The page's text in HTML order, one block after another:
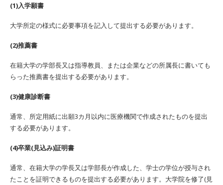
(1)入学願書
大学所定の様式に必要事項を記入して提出する必要があります。
(2)推薦書
在籍大学の学部長又は指導教員、または企業などの所属長に書いても
らった推薦書を提出する必要があります。
(3)健康診断書
通常、所定用紙に出願3カ月以内に医療機関で作成されたものを提出
する必要があります。
(4)卒業(見込み)証明書
通常、在籍大学の学長又は学部長が作成した、学士の学位が授与され
たことを証明できるものを提出する必要があります。大学院を修了(見